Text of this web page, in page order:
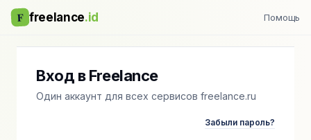
F freelance.id Помощь
Вход в Freelance
Один аккаунт для всех сервисов freelance.ru
Забыли пароль?